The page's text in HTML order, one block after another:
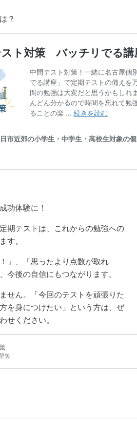
？
功体験に！
期テストは、これからの勉強への
す。
」、「思ったより点数が取れ
今後の自信にもつながります。
せん。「今回のテストを頑張りた
を身につけたい」という方は、ぜ
せください。
矢